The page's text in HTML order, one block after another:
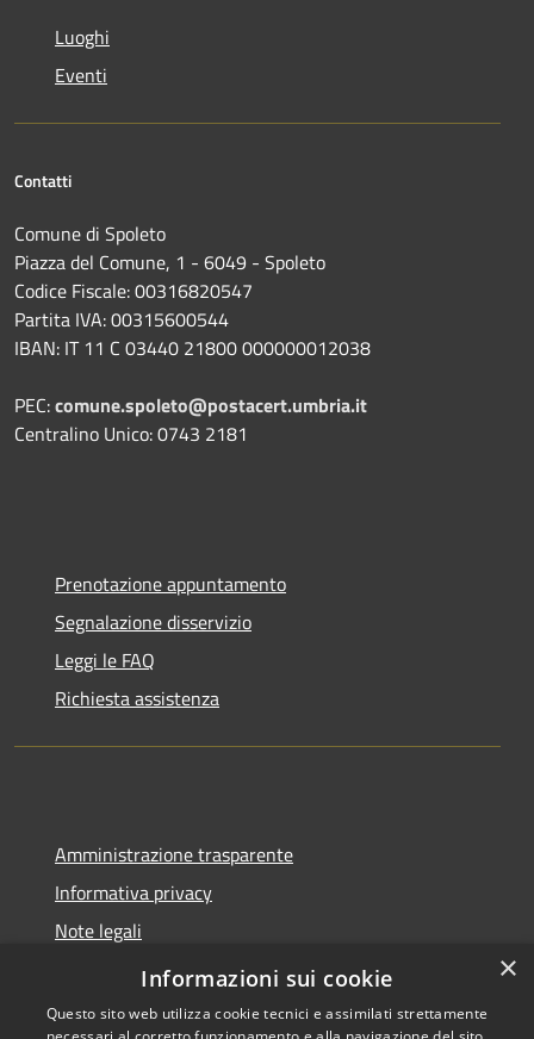
Luoghi
Eventi
Contatti
Comune di Spoleto
Piazza del Comune, 1 - 6049 - Spoleto
Codice Fiscale: 00316820547
Partita IVA: 00315600544
IBAN: IT 11 C 03440 21800 000000012038
PEC:comune.spoleto@postacert.umbria.it
Centralino Unico: 0743 2181
Prenotazione appuntamento
Segnalazione disservizio
Leggi le FAQ
Richiesta assistenza
Amministrazione trasparente
Informativa privacy
Note legali
Dichiarazione di accessibilità
×
Informazioni sui cookie
Questo sito web utilizza cookie tecnici e assimilati strettamente